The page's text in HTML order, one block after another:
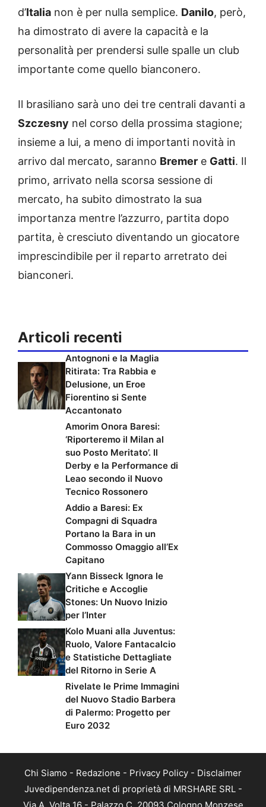
d’Italia non è per nulla semplice. Danilo, però,
ha dimostrato di avere la capacità e la
personalità per prendersi sulle spalle un club
importante come quello bianconero.
Il brasiliano sarà uno dei tre centrali davanti a
Szczesny nel corso della prossima stagione;
insieme a lui, a meno di importanti novità in
arrivo dal mercato, saranno Bremer e Gatti. Il
primo, arrivato nella scorsa sessione di
mercato, ha subito dimostrato la sua
importanza mentre l’azzurro, partita dopo
partita, è cresciuto diventando un giocatore
imprescindibile per il reparto arretrato dei
bianconeri.
Articoli recenti
Antognoni e la Maglia
Ritirata: Tra Rabbia e
Delusione, un Eroe
Fiorentino si Sente
Accantonato
Amorim Onora Baresi:
‘Riporteremo il Milan al
suo Posto Meritato’. Il
Derby e la Performance di
Leao secondo il Nuovo
Tecnico Rossonero
Addio a Baresi: Ex
Compagni di Squadra
Portano la Bara in un
Commosso Omaggio all’Ex
Capitano
Yann Bisseck Ignora le
Critiche e Accoglie
Stones: Un Nuovo Inizio
per l’Inter
Kolo Muani alla Juventus:
Ruolo, Valore Fantacalcio
e Statistiche Dettagliate
del Ritorno in Serie A
Rivelate le Prime Immagini
del Nuovo Stadio Barbera
di Palermo: Progetto per
Euro 2032
Chi Siamo - Redazione - Privacy Policy - Disclaimer
Juvedipendenza.net di proprietà di MRSHARE SRL -
Via A. Volta 16 - Palazzo C, 20093 Cologno Monzese